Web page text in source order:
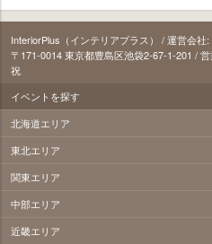
InteriorPlus（インテリアプラス） / 運営会社
〒171‐0014 東京都豊島区池袋2-67-1-201 /
祝
イベントを探す
北海道エリア
東北エリア
関東エリア
中部エリア
近畿エリア